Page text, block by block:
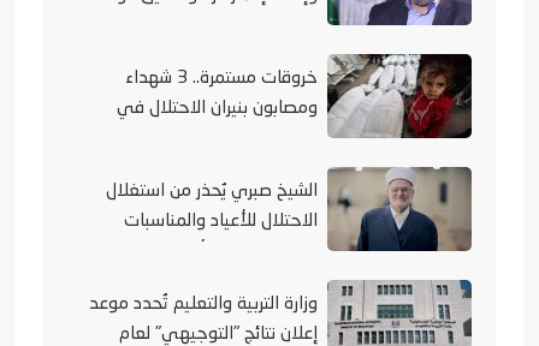
خروقات مستمرة.. 3 شهداء
ومصابون بنيران الاحتلال في
الشيخ صبري يُحذر من استغلال
الاحتلال للأعياد والمناسبات
وزارة التربية والتعليم تُحدد موعد
إعلان نتائج "التوجيهي" لعام